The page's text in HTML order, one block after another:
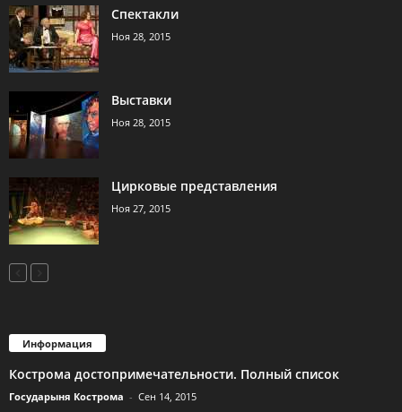
Спектакли
Ноя 28, 2015
Выставки
Ноя 28, 2015
Цирковые представления
Ноя 27, 2015
Информация
Кострома достопримечательности. Полный список
Государыня Кострома - Сен 14, 2015